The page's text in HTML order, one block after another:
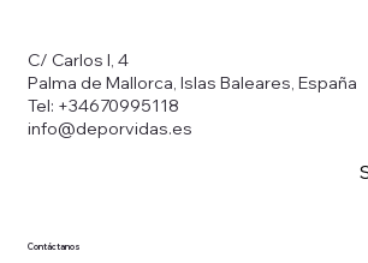
C/ Carlos I, 4
Palma de Mallorca, Islas Baleares, España
Tel: +34670995118
info@deporvidas.es
Contáctanos